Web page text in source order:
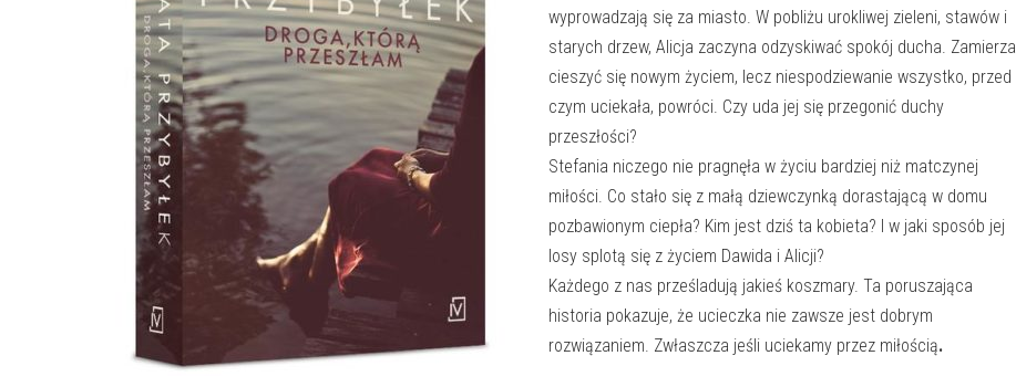
wyprowadzają się za miasto. W pobliżu urokliwej zieleni, stawów i
starych drzew, Alicja zaczyna odzyskiwać spokój ducha. Zamierza
cieszyć się nowym życiem, lecz niespodziewanie wszystko, przed
czym uciekała, powróci. Czy uda jej się przegonić duchy
przeszłości?
Stefania niczego nie pragnęła w życiu bardziej niż matczynej
miłości. Co stało się z małą dziewczynką dorastającą w domu
pozbawionym ciepła? Kim jest dziś ta kobieta? I w jaki sposób jej
losy splotą się z życiem Dawida i Alicji?
Każdego z nas prześladują jakieś koszmary. Ta poruszająca
historia pokazuje, że ucieczka nie zawsze jest dobrym
rozwiązaniem. Zwłaszcza jeśli uciekamy przez miłością.